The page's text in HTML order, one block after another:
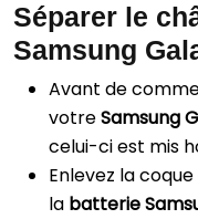
Séparer le
Samsung
Avant de
votreSamsung
celui-ci est mis
Enlevez la
la batterie